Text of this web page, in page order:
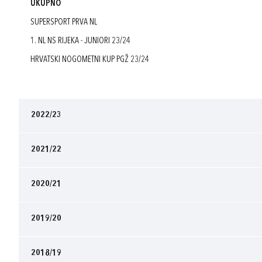
UKUPNO
SUPERSPORT PRVA NL
1. NL NS RIJEKA - JUNIORI 23/24
HRVATSKI NOGOMETNI KUP PGŽ 23/24
2022/23
2021/22
2020/21
2019/20
2018/19